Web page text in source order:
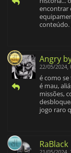
encontrar
conteúdo.
Angry
22/05/2024,
é como
é mau,
missões,
jogo raro
RaBlack